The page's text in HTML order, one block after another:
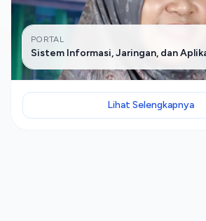
PORTAL
Sistem Informasi, Jaringan, dan
Lihat Selengkapnya